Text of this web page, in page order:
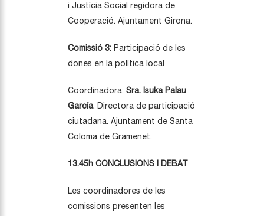
i Justícia Social regidora de
Cooperació. Ajuntament Girona.
Comissió 3: Participació de les
dones en la política local
Coordinadora: Sra. Isuka Palau
García. Directora de participació
ciutadana. Ajuntament de Santa
Coloma de Gramenet.
13.45h CONCLUSIONS I DEBAT
Les coordinadores de les
comissions presenten les